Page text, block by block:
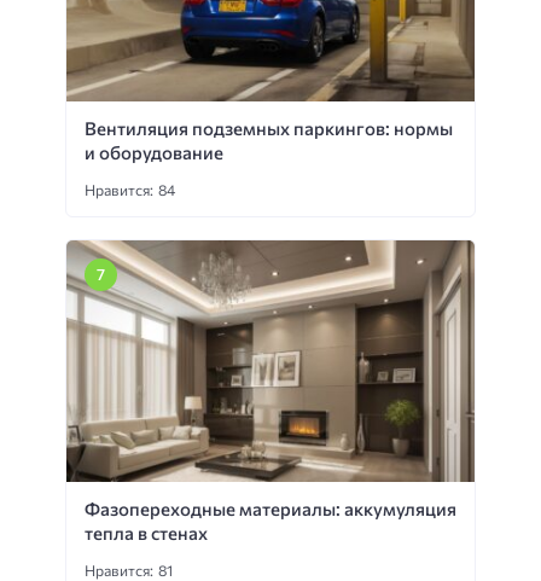
Вентиляция подземных паркингов: нормы
и оборудование
Нравится: 84
Фазопереходные материалы: аккумуляция
тепла в стенах
Нравится: 81